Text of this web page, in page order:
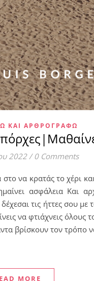
ΚΑΙ ΑΡΘΡΟΓΡΑΦΏ
2022 / 0 Comments
να κρατάς το χέρι
ασφάλεια Και
τις ήττες σου
να φτιάχνεις
βρίσκουν τον τρόπο
MORE